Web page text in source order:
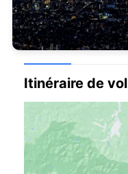
Itinéraire de vol